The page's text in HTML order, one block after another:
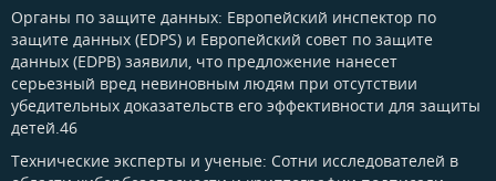
Органы по защите данных: Европейский инспектор по
защите данных (EDPS) и Европейский совет по защите
данных (EDPB) заявили, что предложение нанесет
серьезный вред невиновным людям при отсутствии
убедительных доказательств его эффективности для защиты
детей.46
Технические эксперты и ученые: Сотни исследователей в